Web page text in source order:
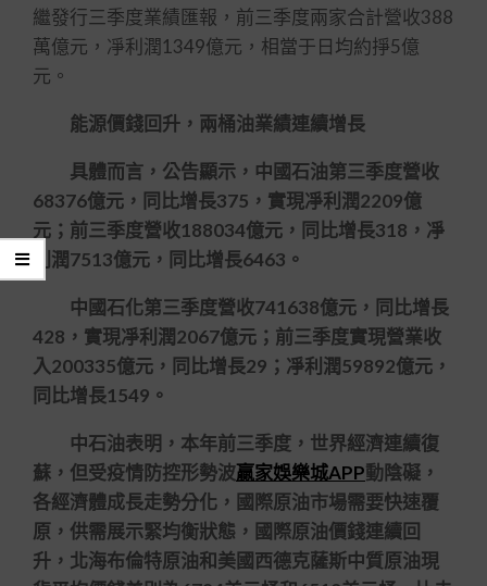
繼發行三季度業績匯報，前三季度兩家合計營收388
萬億元，凈利潤1349億元，相當于日均約掙5億
元。
能源價錢回升，兩桶油業績連續增長
具體而言，公告顯示，中國石油第三季度營收
68376億元，同比增長375，實現凈利潤2209億
元；前三季度營收188034億元，同比增長318，凈
利潤7513億元，同比增長6463。
中國石化第三季度營收741638億元，同比增長
428，實現凈利潤2067億元；前三季度實現營業收
入200335億元，同比增長29；凈利潤59892億元，
同比增長1549。
中石油表明，本年前三季度，世界經濟連續復
蘇，但受疫情防控形勢波贏家娛樂城APP動陰礙，
各經濟體成長走勢分化，國際原油市場需要快速覆
原，供需展示緊均衡狀態，國際原油價錢連續回
升，北海布倫特原油和美國西德克薩斯中質原油現